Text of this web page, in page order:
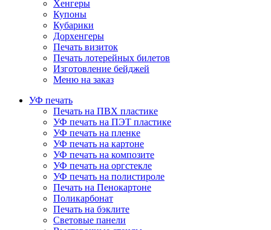
Хенгеры
Купоны
Кубарики
Дорхенгеры
Печать визиток
Печать лотерейных билетов
Изготовление бейджей
Меню на заказ
УФ печать
Печать на ПВХ пластике
УФ печать на ПЭТ пластике
УФ печать на пленке
УФ печать на картоне
УФ печать на композите
УФ печать на оргстекле
УФ печать на полистироле
Печать на Пенокартоне
Поликарбонат
Печать на бэклите
Световые панели